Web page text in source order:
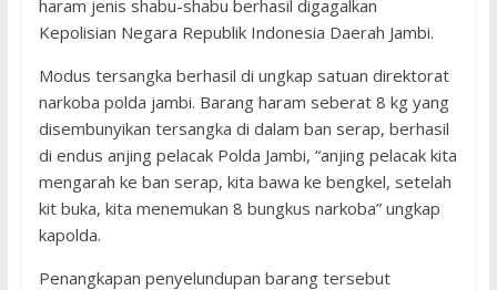
haram jenis shabu-shabu berhasil digagalkan
Kepolisian Negara Republik Indonesia Daerah Jambi.
Modus tersangka berhasil di ungkap satuan direktorat
narkoba polda jambi. Barang haram seberat 8 kg yang
disembunyikan tersangka di dalam ban serap, berhasil
di endus anjing pelacak Polda Jambi, “anjing pelacak kita
mengarah ke ban serap, kita bawa ke bengkel, setelah
kit buka, kita menemukan 8 bungkus narkoba” ungkap
kapolda.
Penangkapan penyelundupan barang tersebut